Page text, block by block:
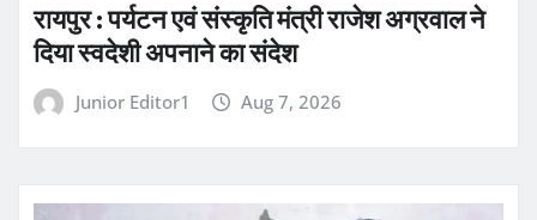
रायपुर : पर्यटन एवं संस्कृति मंत्री राजेश अग्रवाल ने
दिया स्वदेशी अपनाने का संदेश
Junior Editor1 Aug 7, 2026